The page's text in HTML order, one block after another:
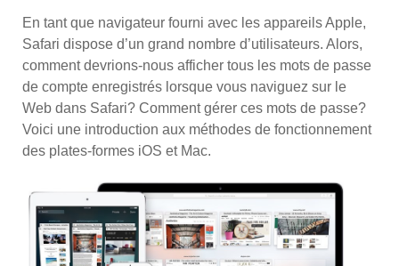
En tant que navigateur fourni avec les appareils Apple,
Safari dispose d’un grand nombre d’utilisateurs. Alors,
comment devrions-nous afficher tous les mots de passe
de compte enregistrés lorsque vous naviguez sur le
Web dans Safari? Comment gérer ces mots de passe?
Voici une introduction aux méthodes de fonctionnement
des plates-formes iOS et Mac.